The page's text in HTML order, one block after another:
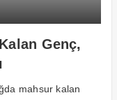
Genç,
mahsur kalan